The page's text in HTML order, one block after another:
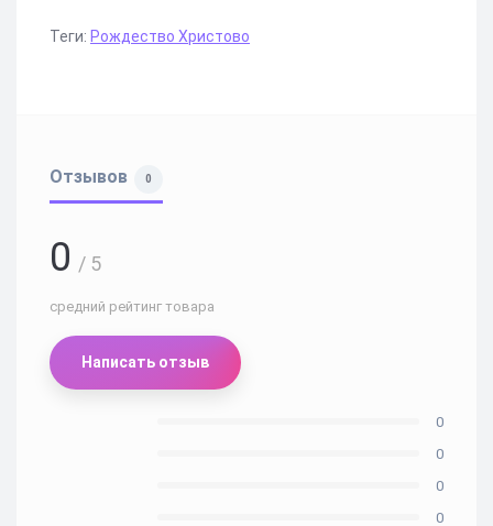
Теги: Рождество Христово
Отзывов 0
0 / 5
средний рейтинг товара
Написать отзыв
0
0
0
0